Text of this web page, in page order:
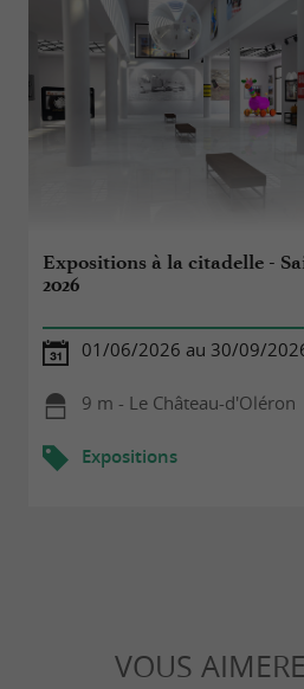
Expositions à la citadelle -
2026
01/06/2026 au 30/09/
9 m - Le Château-d'Oléron
Expositions
VOUS